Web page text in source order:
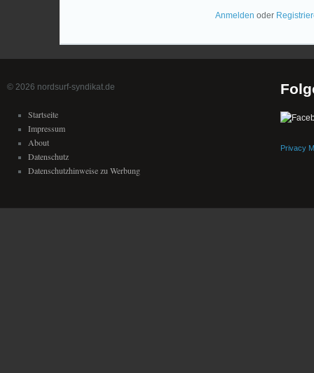
Anmelden oder
© 2026 nordsurf-syndikat.de
Startseite
Impressum
About
Datenschutz
Datenschutzhinweise zu Werbung
Privacy